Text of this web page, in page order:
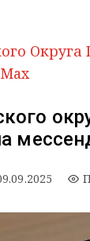
Округа